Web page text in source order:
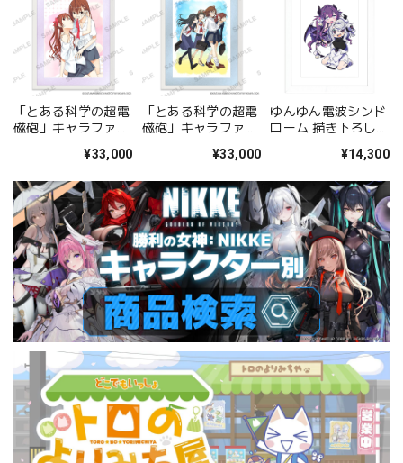
「とある科学の超電
磁砲」キャラファイ
¥33,000
「とある科学の超電
磁砲」キャラファイ
¥33,000
ゆんゆん電波シンド
ローム 描き下ろしキ
（Qちゃん&ゆんゆ
¥14,300